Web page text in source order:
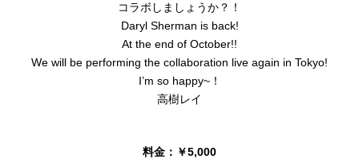
コラボしましょうか？！
Daryl Sherman is back!
At the end of October!!
We will be performing the collaboration live again in Tokyo!
I’m so happy~！
高樹レイ
料金：￥5,000